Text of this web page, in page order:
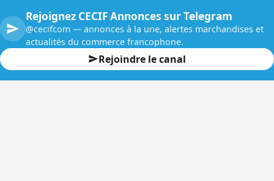
Rejoignez CECIF Annonces sur Telegram
@cecifcom — annonces à la une, alertes marchandises et
actualités du commerce francophone.
Rejoindre le canal